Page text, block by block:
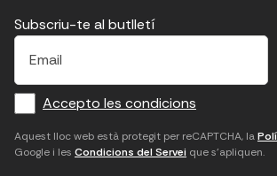
E
f
o
r
m
E
c
a
m
p
H
u
d
'
a
×
Subscriu-te al butlletí
E
a
i
Accepto les condicions
Aquest lloc web està protegit per reCAPTCHA, la
Google i les Condicions del Servei que s'apliquen.